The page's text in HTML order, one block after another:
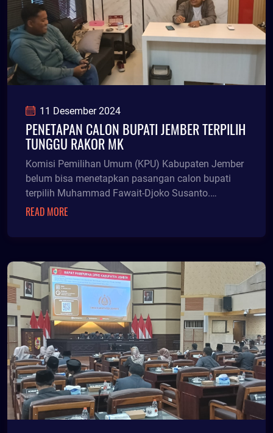
11 Desember 2024
PENETAPAN CALON BUPATI JEMBER TERPILIH
TUNGGU RAKOR MK
Komisi Pemilihan Umum (KPU) Kabupaten Jember
belum bisa menetapkan pasangan calon bupati
terpilih Muhammad Fawait-Djoko Susanto.
Sebelumnya KPU ber
READ MORE